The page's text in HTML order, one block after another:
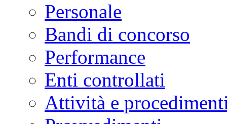
Personale
Bandi di concorso
Performance
Enti controllati
Attività e